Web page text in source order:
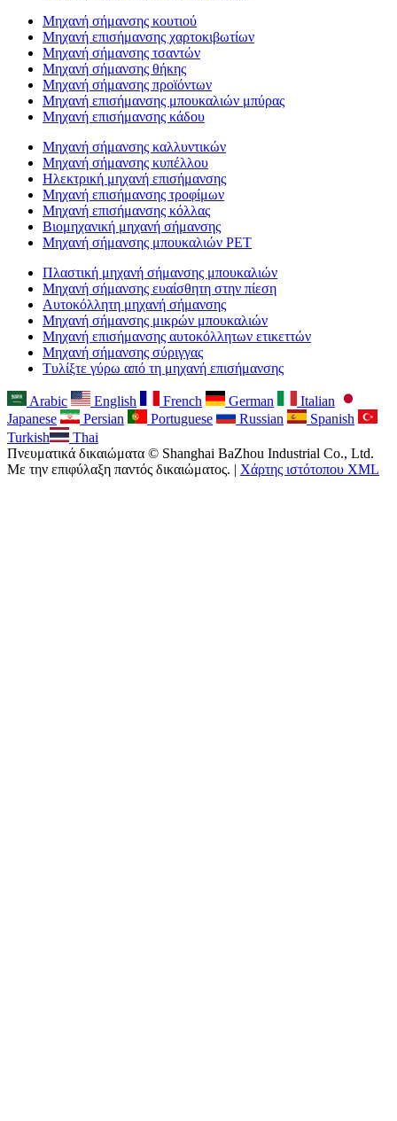
Μηχανή σήμανσης κουτιού
Μηχανή επισήμανσης χαρτοκιβωτίων
Μηχανή σήμανσης τσαντών
Μηχανή σήμανσης θήκης
Μηχανή σήμανσης προϊόντων
Μηχανή επισήμανσης μπουκαλιών μπύρας
Μηχανή επισήμανσης κάδου
Μηχανή σήμανσης καλλυντικών
Μηχανή σήμανσης κυπέλλου
Ηλεκτρική μηχανή επισήμανσης
Μηχανή επισήμανσης τροφίμων
Μηχανή επισήμανσης κόλλας
Βιομηχανική μηχανή σήμανσης
Μηχανή σήμανσης μπουκαλιών PET
Πλαστική μηχανή σήμανσης μπουκαλιών
Μηχανή σήμανσης ευαίσθητη στην πίεση
Αυτοκόλλητη μηχανή σήμανσης
Μηχανή σήμανσης μικρών μπουκαλιών
Μηχανή επισήμανσης αυτοκόλλητων ετικεττών
Μηχανή σήμανσης σύριγγας
Τυλίξτε γύρω από τη μηχανή επισήμανσης
Arabic English French German
Italian
Japanese
Persian Portuguese Russian
Spanish
Turkish
Thai
Πνευματικά δικαιώματα © Shanghai BaZhou Industrial Co., Ltd.
Με την επιφύλαξη παντός δικαιώματος. | Χάρτης ιστότοπου XML